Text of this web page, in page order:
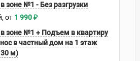
зоне №1 - Без разгрузки
1 990₽
зоне №1 + Подъем в квартиру
в частный дом на 1 этаж
30 м)